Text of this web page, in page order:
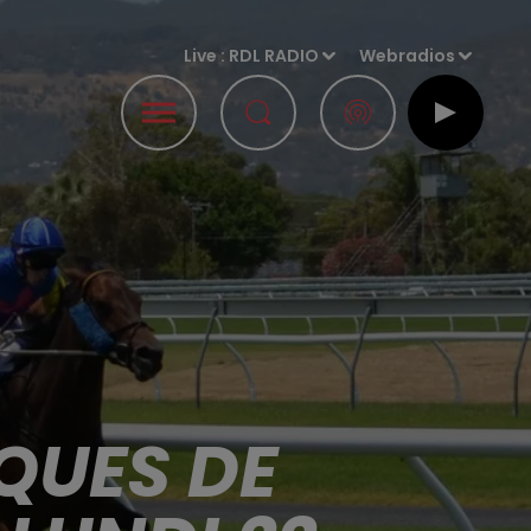
Live : RDL RADIO Webradios
DE